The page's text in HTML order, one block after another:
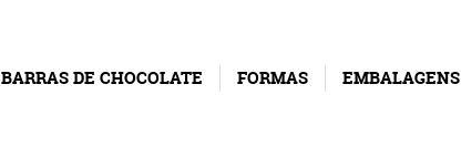
BARRAS DE CHOCOLATE FORMAS EMBALAGENS